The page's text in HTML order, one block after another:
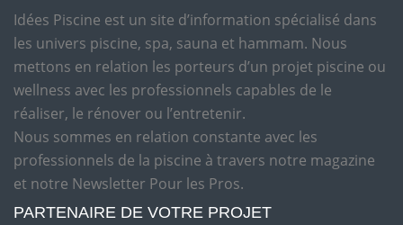
Idées Piscine est un site d’information spécialisé dans
les univers piscine, spa, sauna et hammam. Nous
mettons en relation les porteurs d’un projet piscine ou
wellness avec les professionnels capables de le
réaliser, le rénover ou l’entretenir.
Nous sommes en relation constante avec les
professionnels de la piscine à travers notre magazine
et notre Newsletter Pour les Pros.
PARTENAIRE DE VOTRE PROJET